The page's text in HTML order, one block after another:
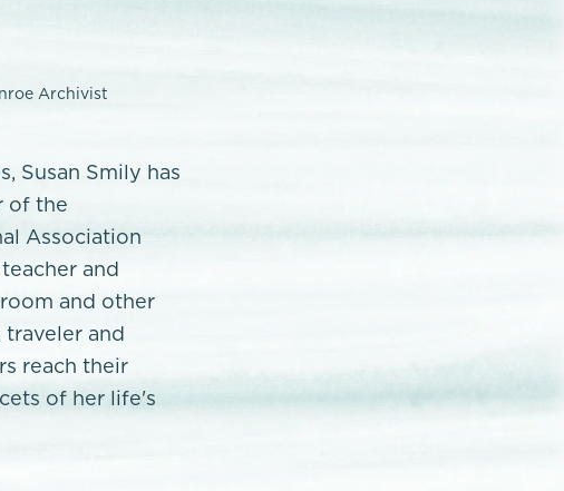
Archivist
Susan Smily has
of the
Association
and
and other
traveler and
reach their
of her life's